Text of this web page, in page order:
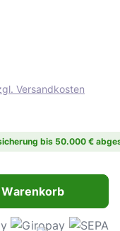
Versandkosten
bis 50.000 €
den gewünschten
Warenkorb